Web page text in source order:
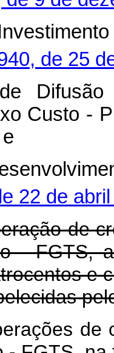
de 25
Difusão
Custo -
22 de
de
- FGTS,
e
de